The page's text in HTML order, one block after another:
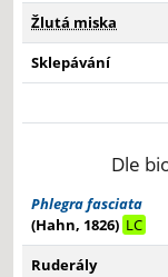
Žlutá miska
Sklepávání
Dle
Phlegra fasciata
(Hahn, 1826) LC
Ruderály